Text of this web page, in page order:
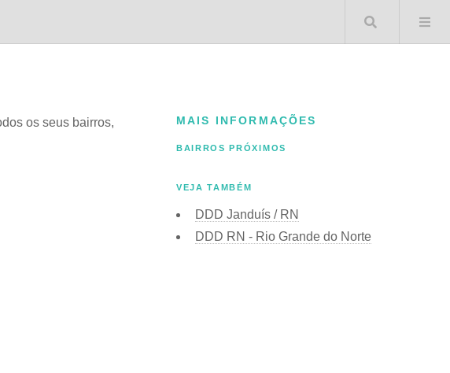
Buscar
os seus bairros,
MAIS INFORMAÇÕES
BAIRROS PRÓXIMOS
VEJA TAMBÉM
DDD Janduís / RN
DDD RN - Rio Grande do Norte